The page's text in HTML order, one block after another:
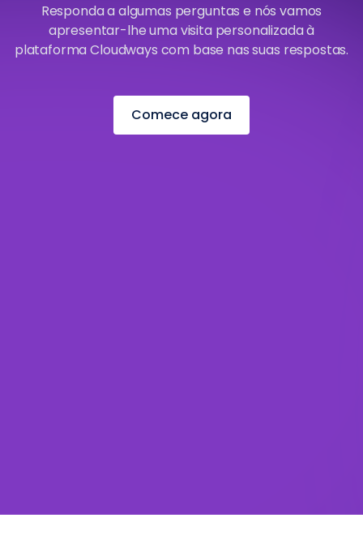
Responda a algumas perguntas e nós vamos
apresentar-lhe uma visita personalizada à
plataforma Cloudways com base nas suas respostas.
Comece agora